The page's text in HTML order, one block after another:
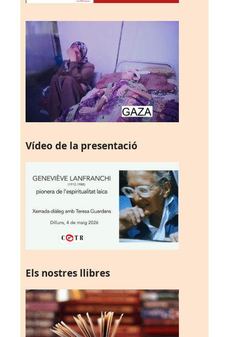
Vídeo de la presentació
Els nostres llibres